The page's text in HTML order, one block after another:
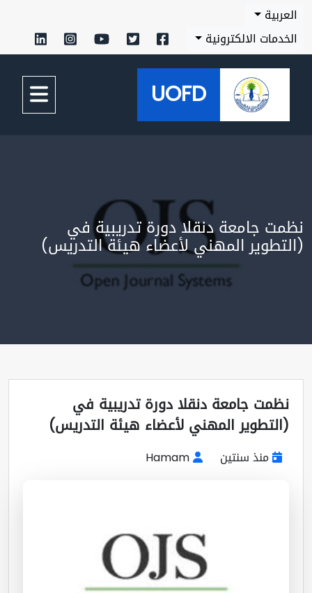
الالكترونية
UOFD
جامعة دنقلا دورة تدريبية في
المهني لأعضاء هيئة التدريس)
جامعة دنقلا دورة تدريبية في
المهني لأعضاء هيئة التدريس)
منذ سنتين Hamam